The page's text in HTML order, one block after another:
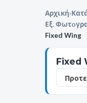
Αρχική›
Εξ.
Fixed Wing
Fixed